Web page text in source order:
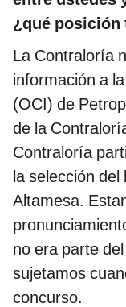
¿qué posición
La Contraloría
información a la
(OCI) de
de la
Contraloría
la selección
Altamesa.
no era parte
sujetamos
concurso.